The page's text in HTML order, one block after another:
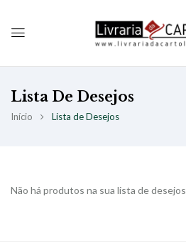
Lista De Desejos
Início Lista de Desejos
Não há produtos na sua lista de desejos